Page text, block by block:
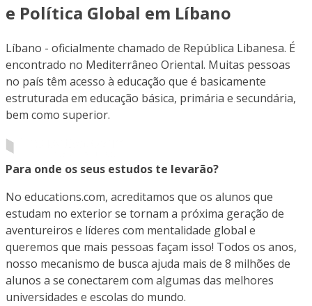
e Política Global em Líbano
Líbano - oficialmente chamado de República Libanesa. É
encontrado no Mediterrâneo Oriental. Muitas pessoas
no país têm acesso à educação que é basicamente
estruturada em educação básica, primária e secundária,
bem como superior.
Para onde os seus estudos te levarão?
No educations.com, acreditamos que os alunos que
estudam no exterior se tornam a próxima geração de
aventureiros e líderes com mentalidade global e
queremos que mais pessoas façam isso! Todos os anos,
nosso mecanismo de busca ajuda mais de 8 milhões de
alunos a se conectarem com algumas das melhores
universidades e escolas do mundo.